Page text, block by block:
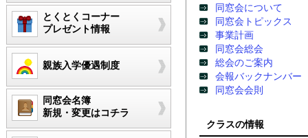
とくとくコーナー
プレゼント情報
親族入学優遇制度
同窓会名簿
新規・変更はコチラ
同窓会について
同窓会トピックス
事業計画
同窓会総会
総会のご案内
会報バックナンバー
同窓会会則
クラスの情報